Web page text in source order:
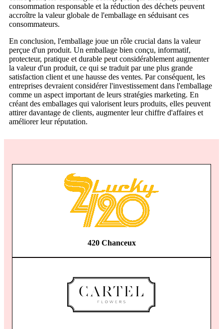
consommation responsable et la réduction des déchets peuvent
accroître la valeur globale de l'emballage en séduisant ces
consommateurs.
En conclusion, l'emballage joue un rôle crucial dans la valeur
perçue d'un produit. Un emballage bien conçu, informatif,
protecteur, pratique et durable peut considérablement augmenter
la valeur d'un produit, ce qui se traduit par une plus grande
satisfaction client et une hausse des ventes. Par conséquent, les
entreprises devraient considérer l'investissement dans l'emballage
comme un aspect important de leurs stratégies marketing. En
créant des emballages qui valorisent leurs produits, elles peuvent
attirer davantage de clients, augmenter leur chiffre d'affaires et
améliorer leur réputation.
420 Chanceux